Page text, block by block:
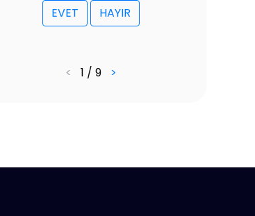
EVET HAYIR
< 1 / 9 >